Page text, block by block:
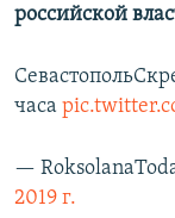
российской
часа
—
2019 г.